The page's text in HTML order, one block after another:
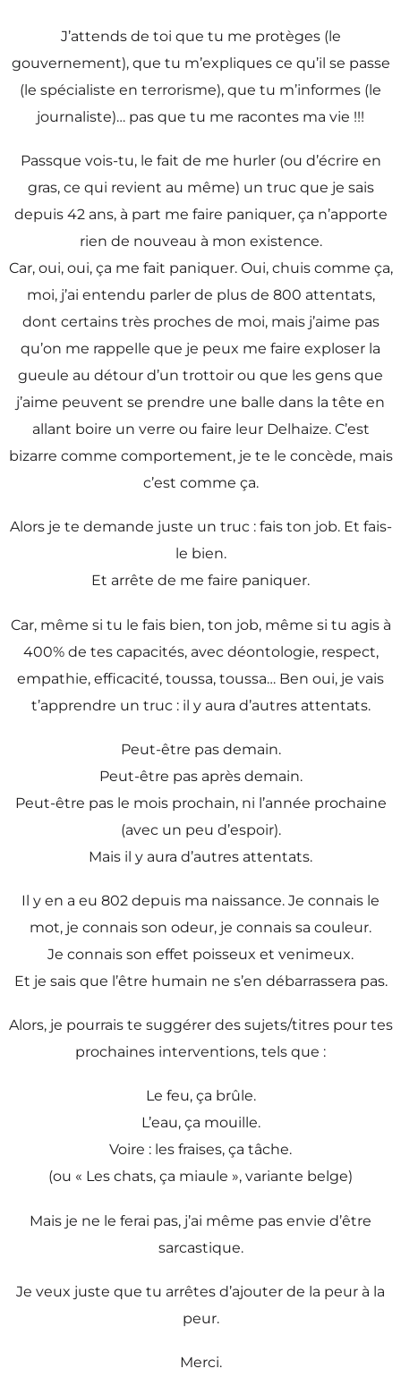
J’attends de toi que tu me protèges (le
gouvernement), que tu m’expliques ce qu’il se passe
(le spécialiste en terrorisme), que tu m’informes (le
journaliste)… pas que tu me racontes ma vie !!!
Passque vois-tu, le fait de me hurler (ou d’écrire en
gras, ce qui revient au même) un truc que je sais
depuis 42 ans, à part me faire paniquer, ça n’apporte
rien de nouveau à mon existence.
Car, oui, oui, ça me fait paniquer. Oui, chuis comme ça,
moi, j’ai entendu parler de plus de 800 attentats,
dont certains très proches de moi, mais j’aime pas
qu’on me rappelle que je peux me faire exploser la
gueule au détour d’un trottoir ou que les gens que
j’aime peuvent se prendre une balle dans la tête en
allant boire un verre ou faire leur Delhaize. C’est
bizarre comme comportement, je te le concède, mais
c’est comme ça.
Alors je te demande juste un truc : fais ton job. Et fais-
le bien.
Et arrête de me faire paniquer.
Car, même si tu le fais bien, ton job, même si tu agis à
400% de tes capacités, avec déontologie, respect,
empathie, efficacité, toussa, toussa… Ben oui, je vais
t’apprendre un truc : il y aura d’autres attentats.
Peut-être pas demain.
Peut-être pas après demain.
Peut-être pas le mois prochain, ni l’année prochaine
(avec un peu d’espoir).
Mais il y aura d’autres attentats.
Il y en a eu 802 depuis ma naissance. Je connais le
mot, je connais son odeur, je connais sa couleur.
Je connais son effet poisseux et venimeux.
Et je sais que l’être humain ne s’en débarrassera pas.
Alors, je pourrais te suggérer des sujets/titres pour tes
prochaines interventions, tels que :
Le feu, ça brûle.
L’eau, ça mouille.
Voire : les fraises, ça tâche.
(ou « Les chats, ça miaule », variante belge)
Mais je ne le ferai pas, j’ai même pas envie d’être
sarcastique.
Je veux juste que tu arrêtes d’ajouter de la peur à la
peur.
Merci.